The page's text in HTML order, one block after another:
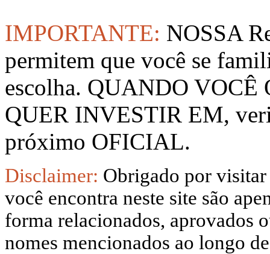
IMPORTANTE: NOSSA
permitem que você se
escolha. QUANDO
QUER INVESTIR EM,
próximo OFICIAL.
Disclaimer: Obrigado por visitar
você encontra neste site são
forma relacionados, aprovados
nomes mencionados ao longo